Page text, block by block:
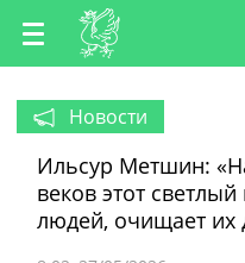
RU
EN
Новости
Ильсур Метшин:
веков этот
людей, очищает их